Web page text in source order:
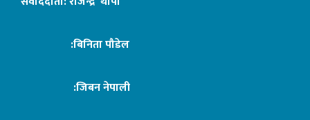
:बिनिता पौडेल
:जिबन नेपाली